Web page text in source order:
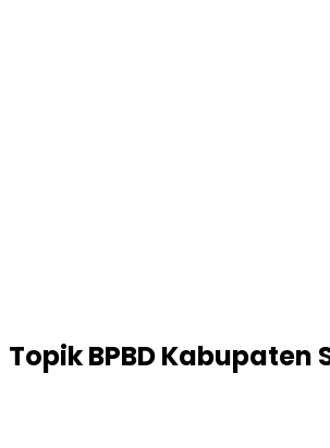
TopikBPBD Kabupaten